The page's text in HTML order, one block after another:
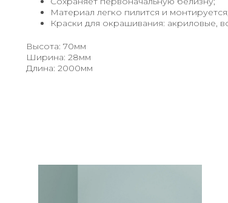
Материал легко пилится и монтируется;
Краски для окрашивания: акриловые,
Высота: 70мм
Ширина: 28мм
Длина: 2000мм